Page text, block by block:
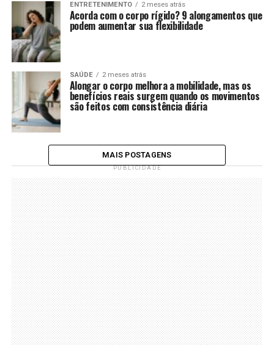
ENTRETENIMENTO 2 meses atrás
Acorda com o corpo rígido? 9 alongamentos que
podem aumentar sua flexibilidade
SAÚDE 2 meses atrás
Alongar o corpo melhora a mobilidade, mas os
benefícios reais surgem quando os movimentos
são feitos com consistência diária
MAIS POSTAGENS
PUBLICIDADE